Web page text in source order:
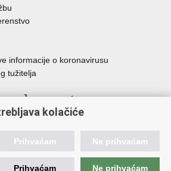
informacije o koronavirusu
tužitelja
sustava
i organiziranog kriminaliteta
kolačiće
Prihvaćam Ne prihvaćam
Prihvaćam Ne prihvaćam